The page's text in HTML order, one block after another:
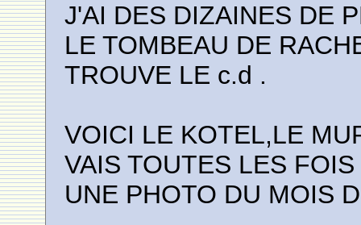
J'AI DES DIZAINES DE
LE TOMBEAU DE
TROUVE LE c.d .
VOICI LE KOTEL,LE
VAIS TOUTES LES
UNE PHOTO DU MOIS